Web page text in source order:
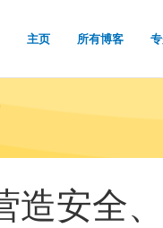
主页 所有博客
造安全